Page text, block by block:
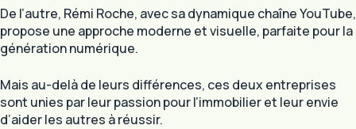
De l’autre, Rémi Roche, avec sa dynamique chaîne YouTube,
propose une approche moderne et visuelle, parfaite pour la
génération numérique.
Mais au-delà de leurs différences, ces deux entreprises
sont unies par leur passion pour l’immobilier et leur envie
d’aider les autres à réussir.